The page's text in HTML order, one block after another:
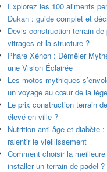
Explorez les 100 aliments
Dukan : guide complet et
Devis construction terrain
vitrages et la structure ?
Phare Xénon : Démêler
une Vision Éclairée
Les motos mythiques
un voyage au cœur de la
Le prix construction terrain
élevé en ville ?
Nutrition anti-âge et diabète
ralentir le vieillissement
Comment choisir la
installer un terrain de padel ?